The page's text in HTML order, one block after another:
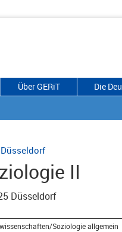
Über GERiT Die
II
Düsseldorf
Soziologie allgemein